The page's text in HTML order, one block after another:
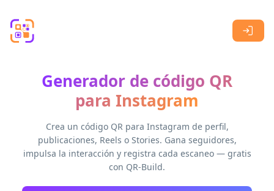
Generador de código QR
para Instagram
Crea un código QR para Instagram de perfil,
publicaciones, Reels o Stories. Gana seguidores,
impulsa la interacción y registra cada escaneo — gratis
con QR-Build.